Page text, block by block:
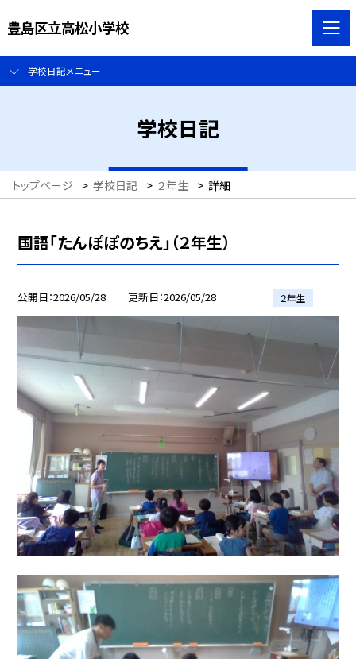
豊島区立高松小学校
学校日記メニュー
学校日記
トップページ > 学校日記 > ２年生 > 詳細
国語「たんぽぽのちえ」（２年生）
公開日 2026/05/28 更新日 2026/05/28 ２年生